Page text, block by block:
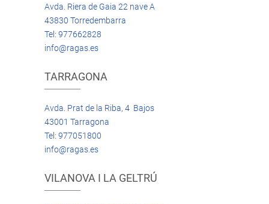
Avda. Riera de Gaia 22 nave A
43830 Torredembarra
Tel: 977662828
info@ragas.es
TARRAGONA
Avda. Prat de la Riba, 4 Bajos
43001 Tarragona
Tel: 977051800
info@ragas.es
VILANOVA I LA GELTRÚ